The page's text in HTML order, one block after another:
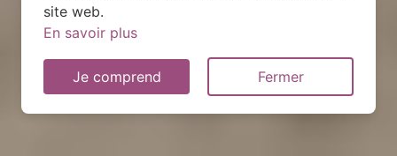
site web.
En savoir plus
Je comprend Fermer